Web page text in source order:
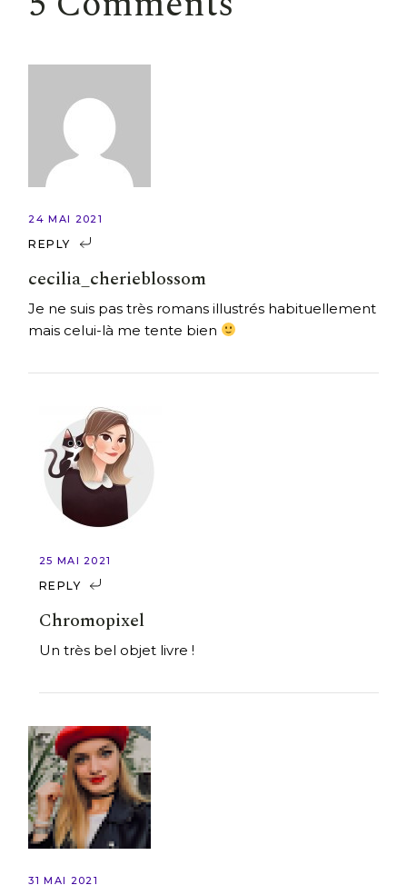
24 MAI 2021
REPLY
cecilia_cherieblossom
Je ne suis pas très romans illustrés habituellement
mais celui-là me tente bien
25 MAI 2021
REPLY
Chromopixel
Un très bel objet livre !
31 MAI 2021